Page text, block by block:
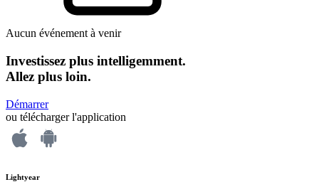
Aucun événement à venir
Investissez plus intelligemment.
Allez plus loin.
Démarrer
ou télécharger l'application
Lightyear